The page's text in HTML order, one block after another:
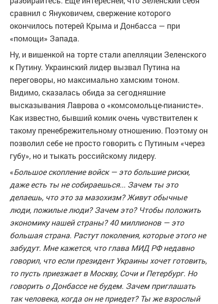
сравнил с Януковичем, свержение которого
окончилось потерей Крыма и Донбасса — при
«помощи» Запада.
Ну, и вишенкой на торте стали апелляции Зеленского
к Путину. Украинский лидер вызвал Путина на
переговоры, но максимально хамским тоном.
Видимо, сказалась обида за сегодняшние
высказывания Лаврова о «комсомольце-пианисте».
Как известно, бывший комик очень чувствителен к
такому пренебрежительному отношению. Поэтому он
позволил себе не просто говорить с Путиным «через
губу», но и тыкать российскому лидеру.
«Большое скопление войск — это большие риски,
даже есть ты не собираешься... Зачем ты это
делаешь, что это за мазохизм? Живут обычные
люди, пожилые люди? Зачем это? Чтобы положить
экономику нашей страны? 40 миллионов — это
большая страна. Растут поколения, которые этого не
забудут. Мне кажется, что глава МИД РФ недавно
говорил, что если президент Украины хочет готовить,
то пусть приезжает в Москву, Сочи и Петербург. Но
говорить о Донбассе не будем. Зачем приглашать
так человека, когда он не приедет? Ты же взрослый